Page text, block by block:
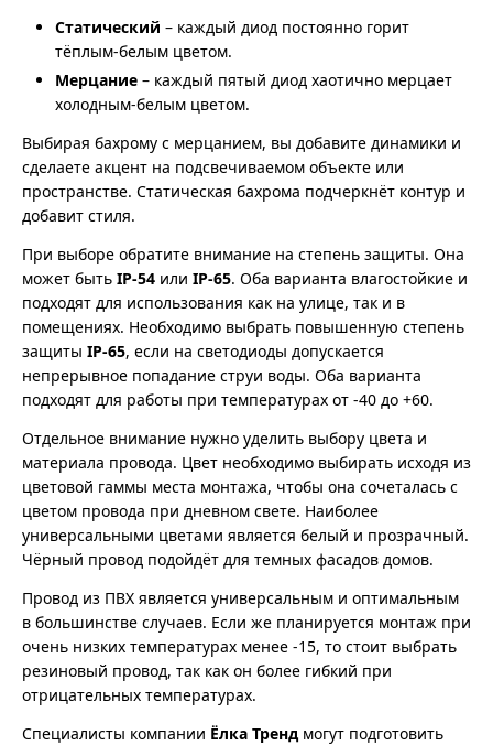
Статический – каждый диод постоянно горит
тёплым-белым цветом.
Мерцание – каждый пятый диод хаотично мерцает
холодным-белым цветом.
Выбирая бахрому с мерцанием, вы добавите динамики и
сделаете акцент на подсвечиваемом объекте или
пространстве. Статическая бахрома подчеркнёт контур и
добавит стиля.
При выборе обратите внимание на степень защиты. Она
может быть IP-54 или IP-65. Оба варианта влагостойкие и
подходят для использования как на улице, так и в
помещениях. Необходимо выбрать повышенную степень
защиты IP-65, если на светодиоды допускается
непрерывное попадание струи воды. Оба варианта
подходят для работы при температурах от -40 до +60.
Отдельное внимание нужно уделить выбору цвета и
материала провода. Цвет необходимо выбирать исходя из
цветовой гаммы места монтажа, чтобы она сочеталась с
цветом провода при дневном свете. Наиболее
универсальными цветами является белый и прозрачный.
Чёрный провод подойдёт для темных фасадов домов.
Провод из ПВХ является универсальным и оптимальным
в большинстве случаев. Если же планируется монтаж при
очень низких температурах менее -15, то стоит выбрать
резиновый провод, так как он более гибкий при
отрицательных температурах.
Специалисты компании Ёлка Трендмогут подготовить